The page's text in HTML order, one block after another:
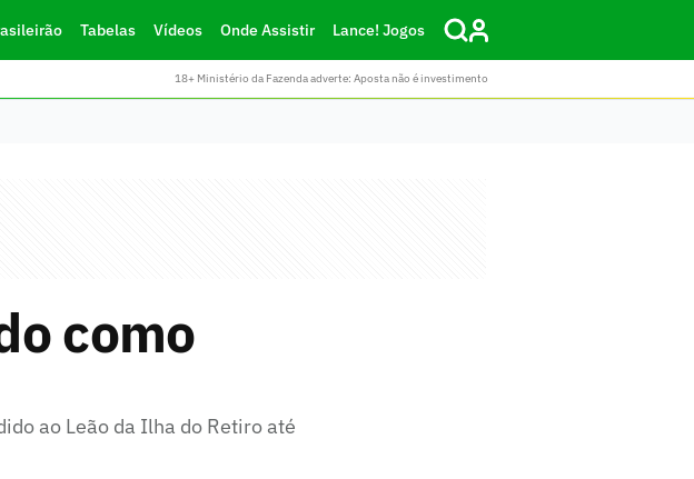
Tabelas Vídeos Onde Assistir Lance! Jogos
18+ Ministério da Fazenda adverte: Aposta não é investimento
como
ao Leão da Ilha do Retiro até